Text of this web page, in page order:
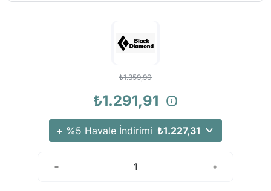
₺1.359,90
₺1.291,91
+ %5 Havale İndirimi ₺1.227,31